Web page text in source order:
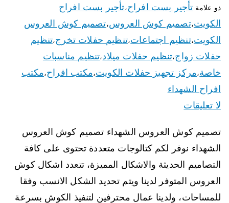
ذو علامة تأجير بست افراح،تأجير بست افراح
الكويت،تصميم كوش العروس،تصميم كوش العروس
الكويت،تنظيم اجتماعات،تنظيم حفلات تخرج،تنظيم
حفلات زواج،تنظيم حفلات ميلاد،تنظيم مناسبات
خاصة،مركز تجهيز حفلات الكويت،مكتب افراح،مكتب
افراح الشهداء
لا تعليقات
تصميم كوش العروس الشهداء تصميم كوش العروس
الشهداء نوفر لكم كتالوجات متعددة تحتوى على كافة
التصاميم الحديثة والاشكال المميزة، تتعدد اشكال كوش
العروس المتوفر لدينا ويتم تحديد الشكل الانسب وفقا
للمساحات، ولدينا عمال محترفين لتنفيذ الكوش بسرعة